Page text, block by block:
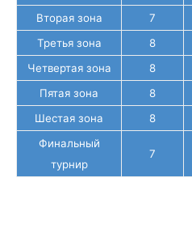
Вторая зона
7
Третья зона
8
Четвертая зона
8
Пятая зона
8
Шестая зона
8
Финальный
турнир
7